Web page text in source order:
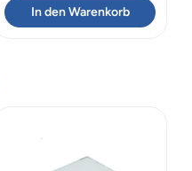
In den Warenkorb